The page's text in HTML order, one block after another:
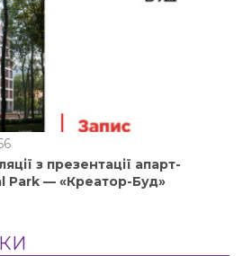
з презентації апарт-
Park — «Креатор-Буд»